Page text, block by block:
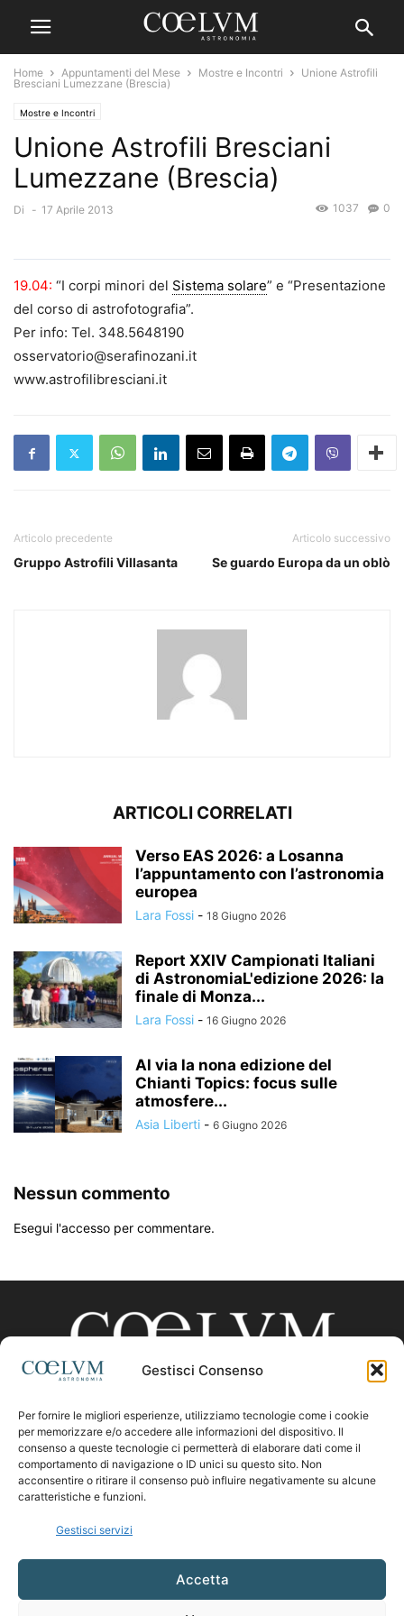
Gestisci Consenso
Per fornire le migliori esperienze, utilizziamo tecnologie come i cookie
per memorizzare e/o accedere alle informazioni del dispositivo. Il
consenso a queste tecnologie ci permetterà di elaborare dati come il
comportamento di navigazione o ID unici su questo sito. Non
acconsentire o ritirare il consenso può influire negativamente su alcune
caratteristiche e funzioni.
Gestisci servizi
Accetta
Home Appuntamenti del Mese Mostre e Incontri
Unione Astrofili
Bresciani Lumezzane (Brescia)
Mostre e Incontri
Unione Astrofili Bresciani
Lumezzane (Brescia)
Di - 17 Aprile 2013 0
1037
19.04: “I corpi minori del Sistema solare” e “Presentazione
del corso di astrofotografia”.
Per info: Tel. 348.5648190
osservatorio@serafinozani.it
www.astrofilibresciani.it
Articolo precedente
Gruppo Astrofili Villasanta
Articolo successivo
Se guardo Europa da un oblò
ARTICOLI CORRELATI
Verso EAS 2026: a Losanna
l’appuntamento con l’astronomia
europea
Lara Fossi - 18 Giugno 2026
Report XXIV Campionati Italiani
di AstronomiaL'edizione 2026: la
finale di Monza...
Lara Fossi - 16 Giugno 2026
Al via la nona edizione del
Chianti Topics: focus sulle
atmosfere...
Asia Liberti - 6 Giugno 2026
Nessun commento
Esegui l'accesso per commentare.
CHI SIAMO
Contattaci:coelumastro@coelum.com